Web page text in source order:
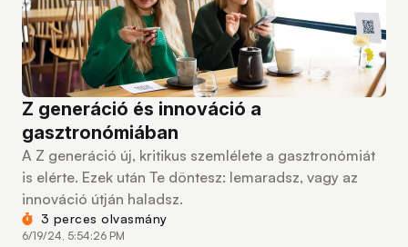
Z generáció és innováció a
gasztronómiában
A Z generáció új, kritikus szemlélete a gasztronómiát
is elérte. Ezek után Te döntesz: lemaradsz, vagy az
innováció útján haladsz.
3 perces olvasmány
6/19/24, 5:54:26 PM